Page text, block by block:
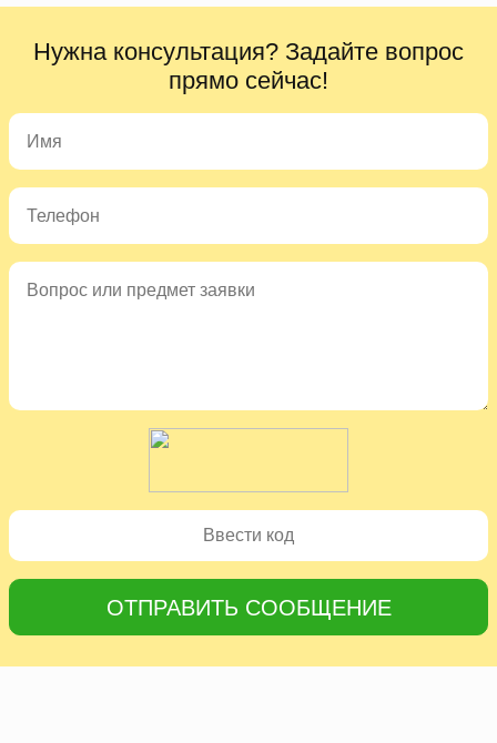
Нужна консультация? Задайте вопрос
прямо сейчас!
ОТПРАВИТЬ СООБЩЕНИЕ